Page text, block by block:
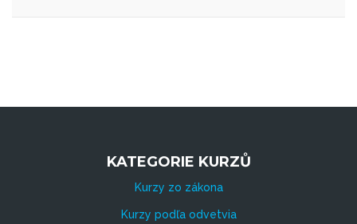
KATEGORIE KURZŮ
Kurzy zo zákona
Kurzy podľa odvetvia